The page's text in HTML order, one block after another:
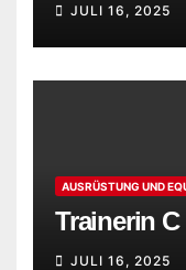
JULI 16, 2025
AUSRÜSTUNG UND
Trainerin
JULI 16, 2025